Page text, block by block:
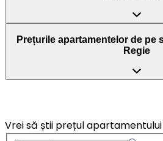
Prețurile apartamentelor de pe
Regie
Vrei să știi prețul